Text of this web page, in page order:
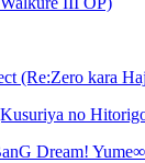
(Re:Zero kara
no
Dream!